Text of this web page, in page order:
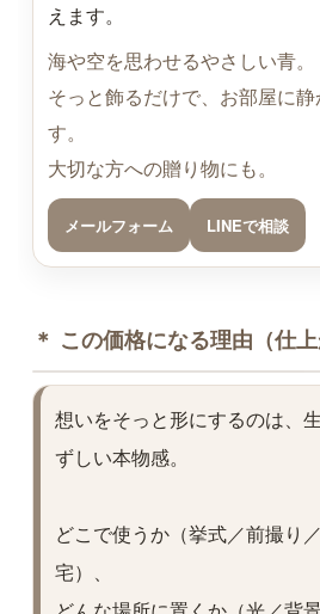
えます。
海や空を思わせるやさしい青。
そっと飾るだけで、お部屋に
す。
大切な方への贈り物にも。
メールフォーム LINEで相談
＊ この価格になる理由（仕上
想いをそっと形にするのは、
ずしい本物感。
どこで使うか（挙式／前撮り
宅）、